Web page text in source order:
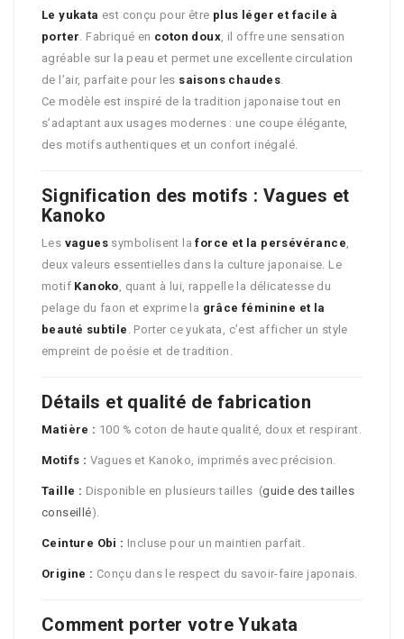
Le yukata est conçu pour être plus léger et facile à
porter. Fabriqué en coton doux, il offre une sensation
agréable sur la peau et permet une excellente circulation
de l’air, parfaite pour les saisons chaudes.
Ce modèle est inspiré de la tradition japonaise tout en
s’adaptant aux usages modernes : une coupe élégante,
des motifs authentiques et un confort inégalé.
Signification des motifs : Vagues et
Kanoko
Les vagues symbolisent laforce et la persévérance,
deux valeurs essentielles dans la culture japonaise. Le
motif Kanoko, quant à lui, rappelle la délicatesse du
pelage du faon et exprime la grâce féminine et la
beauté subtile . Porter ce yukata, c’est afficher un style
empreint de poésie et de tradition.
Détails et qualité de fabrication
Matière : 100 % coton de haute qualité, doux et respirant.
Motifs : Vagues et Kanoko, imprimés avec précision.
Taille : Disponible en plusieurs tailles (guide des tailles
conseillé).
Ceinture Obi : Incluse pour un maintien parfait.
Origine : Conçu dans le respect du savoir-faire japonais.
Comment porter votre Yukata